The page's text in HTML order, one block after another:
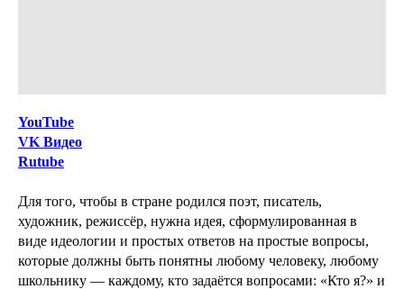
YouTube
VK Видео
Rutube
Для того, чтобы в стране родился поэт, писатель,
художник, режиссёр, нужна идея, сформулированная в
виде идеологии и простых ответов на простые вопросы,
которые должны быть понятны любому человеку, любому
школьнику — каждому, кто задаётся вопросами: «Кто я?» и